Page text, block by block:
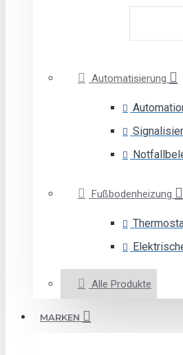
Automatisierung
Fußbodenheizung
Alle Produkte
MARKEN